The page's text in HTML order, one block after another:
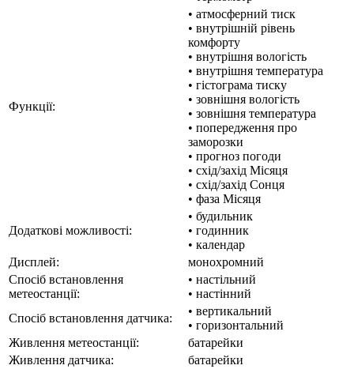
Функції:
• атмосферний тиск
• внутрішній рівень
комфорту
• внутрішня вологість
• внутрішня температура
• гістограма тиску
• зовнішня вологість
• зовнішня температура
• попередження про
заморозки
• прогноз погоди
• схід/захід Місяця
• схід/захід Сонця
• фаза Місяця
Додаткові можливості:
• будильник
• годинник
• календар
Дисплей:
монохромний
Спосіб встановлення
метеостанції:
• настільний
• настінний
Спосіб встановлення датчика:
• вертикальний
• горизонтальний
Живлення метеостанції:
батарейки
Живлення датчика:
батарейки